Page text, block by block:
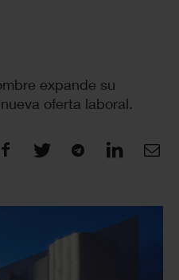
expande su
oferta laboral.